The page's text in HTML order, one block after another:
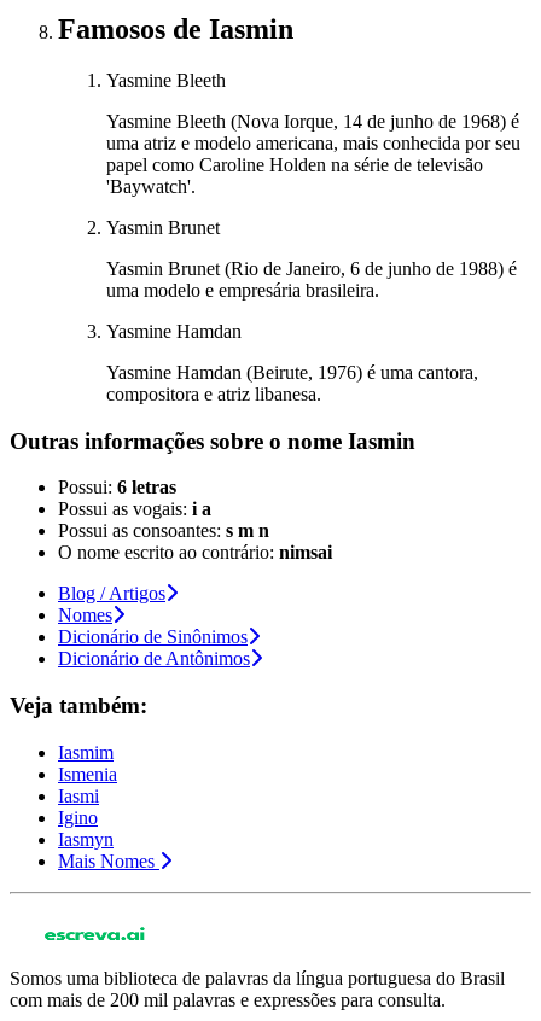
Famosos de Iasmin
Yasmine Bleeth
Yasmine Bleeth (Nova Iorque, 14 de junho de 1968) é
uma atriz e modelo americana, mais conhecida por seu
papel como Caroline Holden na série de televisão
'Baywatch'.
Yasmin Brunet
Yasmin Brunet (Rio de Janeiro, 6 de junho de 1988) é
uma modelo e empresária brasileira.
Yasmine Hamdan
Yasmine Hamdan (Beirute, 1976) é uma cantora,
compositora e atriz libanesa.
Outras informações sobre o nome Iasmin
Possui: 6 letras
Possui as vogais: i a
Possui as consoantes: s m n
O nome escrito ao contrário: nimsai
Blog / Artigos
Nomes
Dicionário de Sinônimos
Dicionário de Antônimos
Veja também:
Iasmim
Ismenia
Iasmi
Igino
Iasmyn
Mais Nomes
Somos uma biblioteca de palavras da língua portuguesa do Brasil
com mais de 200 mil palavras e expressões para consulta.